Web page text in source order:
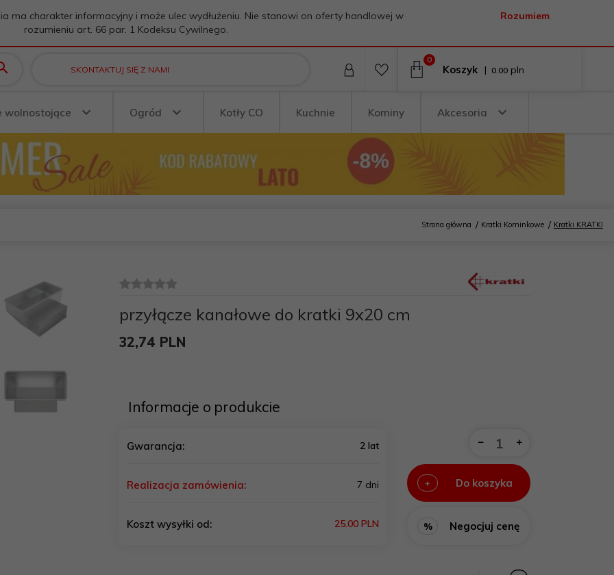
ma charakter informacyjny i może ulec wydłużeniu. Nie stanowi on oferty handlowej w
rozumieniu art. 66 par. 1 Kodeksu Cywilnego.
Rozumiem
SKONTAKTUJ SIĘ Z NAMI
0
Koszyk | 0.00 pln
wolnostojące Ogród Kotły CO Kuchnie Kominy Akcesoria
Strona główna Kratki Kominkowe Kratki KRATKI
przyłącze kanałowe do kratki 9x20 cm
32,74 PLN
Informacje o produkcie
Gwarancja: 2 lat
Realizacja zamówienia: 7 dni
Koszt wysyłki od: 25.00 PLN
+ Do koszyka
% Negocjuj cenę